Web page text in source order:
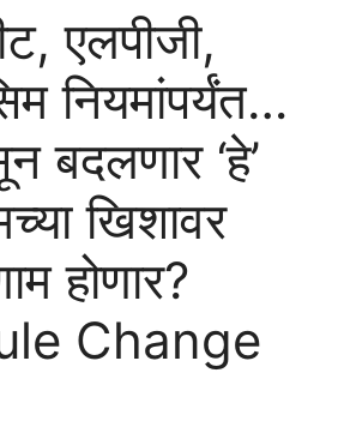
एलपीजी,
नियमांपर्यंत…
बदलणार ‘हे’
खिशावर
होणार?
Change